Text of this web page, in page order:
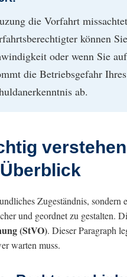
die Vorfahrt
können
oder wenn Sie
die Betriebsgefahr
ab.
Zugeständnis, sondern
und geordnet zu gestalten.
(StVO). Dieser Paragraph
warten muss.